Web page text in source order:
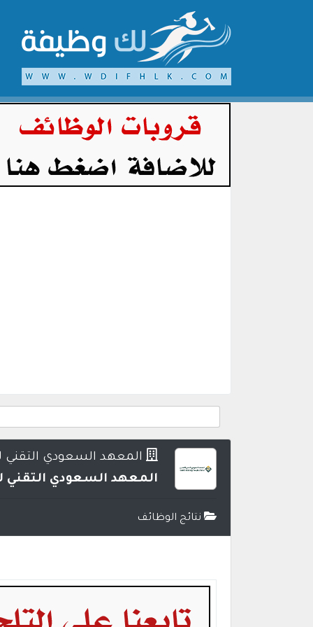
المعهد السعودي التقني
المعهد السعودي التقني
نتائج الوظائف